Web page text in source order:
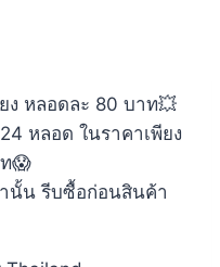
ง หลอดละ 80 บาท💥
หลอด ในราคาเพียง
😱
านั้น รีบซื้อก่อนสินค้า